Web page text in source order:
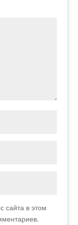
сайта в этом